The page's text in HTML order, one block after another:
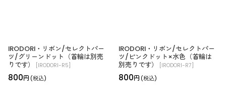
IRODORI・リボン/セレクトパー
ツ/グリーンドット（首輪は別売
りです）
IRODORI-R5
800円 (税込)
IRODORI・リボン/セレクトパー
ツ/ピンクドット×水色（首輪は
別売りです）
IRODORI-R7
800円 (税込)